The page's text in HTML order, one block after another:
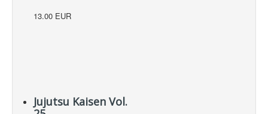
13.00 EUR
Jujutsu Kaisen Vol.